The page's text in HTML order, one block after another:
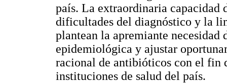
país. La extraordinaria capacidad
dificultades del diagnóstico y la
plantean la apremiante
epidemiológica y ajustar
racional de antibióticos con el fin
instituciones de salud del país.